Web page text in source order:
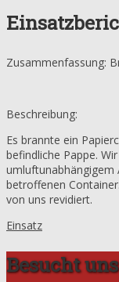
Zusammenfassung:
Beschreibung:
Es brannte ein
befindliche Pappe.
umluftunabhängigem
betroffenen
von uns revidiert.
Einsatz
Besucht